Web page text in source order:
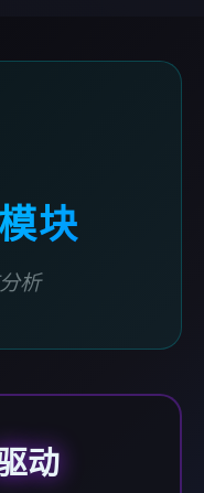
块
析
动